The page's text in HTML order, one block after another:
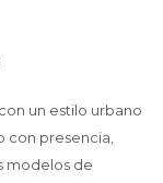
un estilo urbano
con presencia,
modelos de